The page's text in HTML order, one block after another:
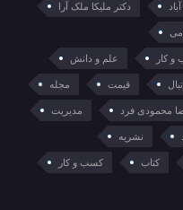
دکتر ملیکا ملک آرا
و کار علم و دانش
قیمت مجله
محمودی فرد مدیریت
نشریه
کتاب کسب و کار